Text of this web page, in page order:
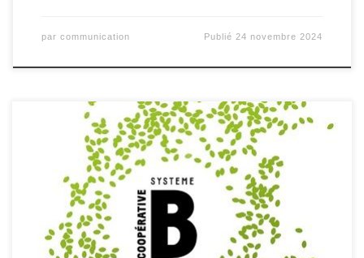
par communication Publié 24 novembre 2024
Hello! Voici la 42ème infolettre de Système B, ta coopérative bio,
éthique, préférée. Dans cette édition on découvre les magnifiques
images d’un alléchant repas champêtre au jardin, on se réjouit des
festivités de fin d’année, on se fait une petite cure de raison pure, on
se régale d’un super reportage […]